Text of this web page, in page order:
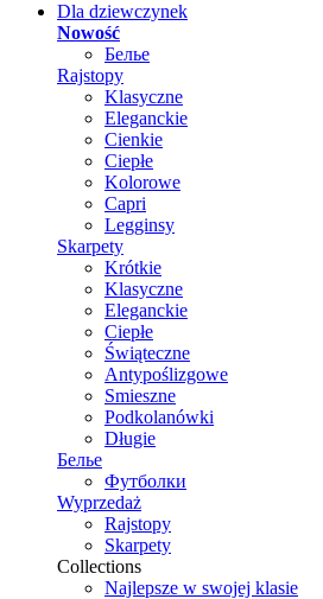
Dla dziewczynek
Nowość
Белье
Rajstopy
Klasyczne
Eleganckie
Cienkie
Ciepłe
Kolorowe
Capri
Legginsy
Skarpety
Krótkie
Klasyczne
Eleganckie
Ciepłe
Świąteczne
Antypoślizgowe
Smieszne
Podkolanówki
Długie
Белье
Футболки
Wyprzedaż
Rajstopy
Skarpety
Collections
Najlepsze w swojej klasie